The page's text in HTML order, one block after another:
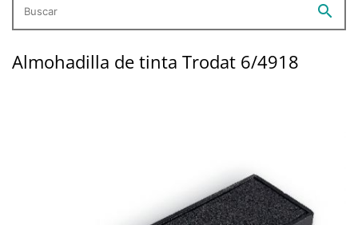
Buscar
search
Almohadilla de tinta Trodat 6/4918